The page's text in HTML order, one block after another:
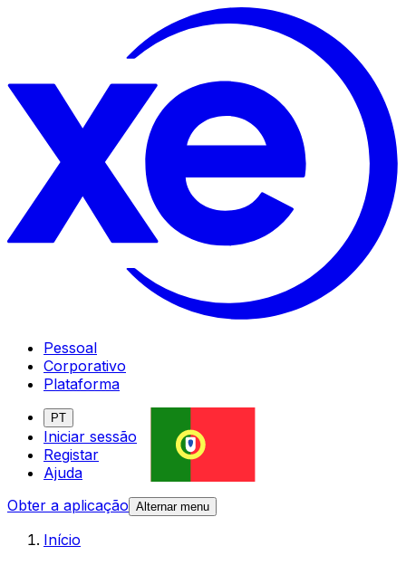
Pessoal
Corporativo
Plataforma
PT
Iniciar sessão
Registar
Ajuda
Obter a aplicação Alternar menu
Início